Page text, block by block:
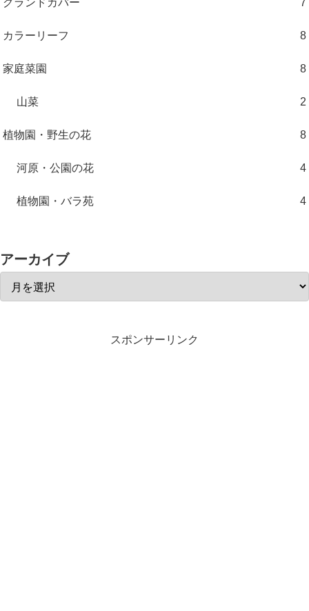
グランドカバー 7
カラーリーフ 8
家庭菜園 8
山菜 2
植物園・野生の花 8
河原・公園の花 4
植物園・バラ苑 4
アーカイブ
スポンサーリンク